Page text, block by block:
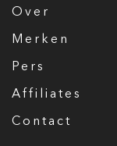
Over
Merken
Pers
Affiliates
Contact